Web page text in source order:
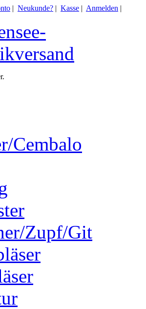
| Neukunde? | Kasse | Anmelden |
Cembalo
Zupf/Git